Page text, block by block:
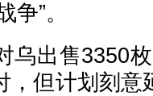
”。
乌出售3350
，但计划刻意